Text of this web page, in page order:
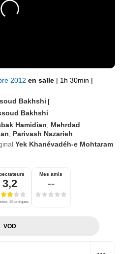
2012en salle | 1h 30min |
Bakhshi |
Bakhshi
Hamidian
Mehrdad
Parivash Nazarieh
Yek Khanévadéh-e Mohtaram
3,2
28 critiques
Mes amis
--
VOD